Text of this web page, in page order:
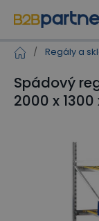
/ Regály a
Spádový
2000 x